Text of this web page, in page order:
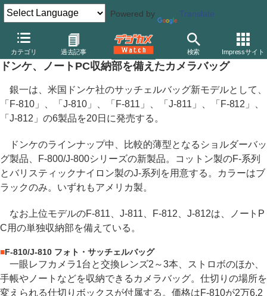
Powered by Translate
カテゴリ 過去記事 検索 Impressサイト
デジカメ Watch 撮影用品 カメラバッグ ドンケ
ドンケ、ノートPC収納部を備えたカメラバッグ
銀一は、米国ドンケ社のサッチェルバッグ新モデルとして、
「F-810」、「J-810」、「F-811」、「J-811」、「F-812」、
「J-812」の6製品を20日に発売する。
ドンケのラインナップ中、比較的薄型となるショルダーバッ
グ製品、F-800/J-800シリーズの新製品。コットン製のF-系列
とバリスティックナイロン製のJ-系列を用意する。カラーはブ
ラックのみ。いずれもアメリカ製。
なお上位モデルのF-811、J-811、F-812、J-812は、ノートP
C用の単独収納部を備えている。
■F-810/J-810 フォト・サッチェルバッグ
一眼レフカメラ1台と交換レンズ2～3本、ストロボのほか、
手帳やノートなどを収納できるカメラバッグ。仕切りの場所を
変えられる仕切りボックスが付属する。価格はF-810が2万6,2